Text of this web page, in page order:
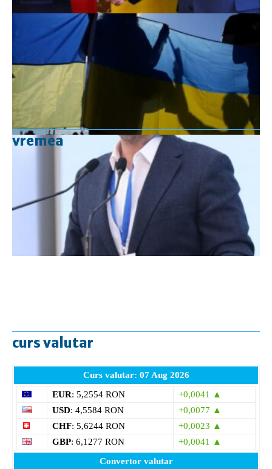
vremea
curs valutar
Curs valutar: 07 Aug 2026
EUR: 5,2554 RON
+0,0041 ▲
USD: 4,5584 RON
+0,0077 ▲
CHF: 5,6244 RON
+0,0023 ▲
GBP: 6,1277 RON
+0,0041 ▲
Convertor valutar